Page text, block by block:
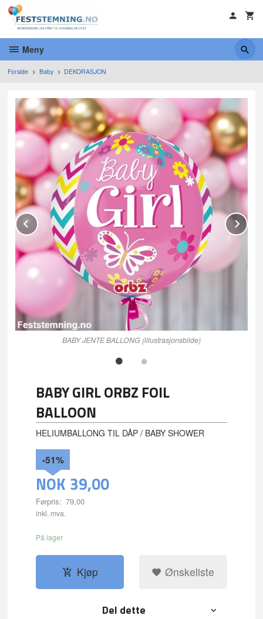
Gå
innholdet
Meny
Forside Baby DEKORASJON
BABY JENTE BALLONG (illustrasjonsbilde)
Prev
BABY GIRL ORBZ FOIL
BALLOON
HELIUMBALLONG TIL DÅP / BABY SHOWER
NOK 39,00
Førpris: 79,00
Rabatt
-51%
inkl. mva.
På lager
Kjøp Ønskeliste
Del dette